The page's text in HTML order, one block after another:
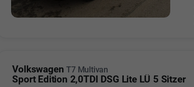
Volkswagen T7 Multivan
Sport Edition 2,0TDI DSG Lite LÜ 5 Sitzer